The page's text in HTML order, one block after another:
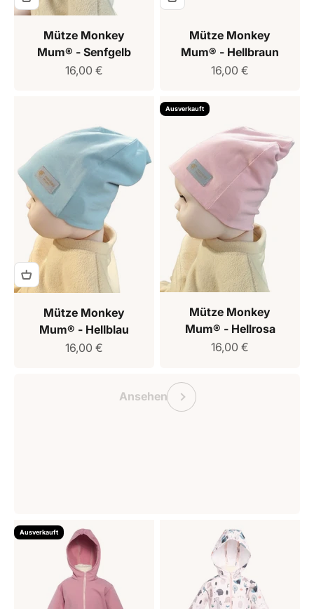
Mütze Monkey
Mum® - Senfgelb
Verkaufspreis
16,00 €
Mütze Monkey
Mum® - Hellbraun
Verkaufspreis
16,00 €
Mütze Monkey
Mum® - Hellblau
Verkaufspreis
16,00 €
Ausverkauft
Mütze Monkey
Mum® - Hellrosa
Verkaufspreis
16,00 €
AnsehenVorherige
Ausverkauft